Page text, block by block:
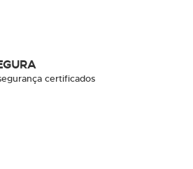
certificados